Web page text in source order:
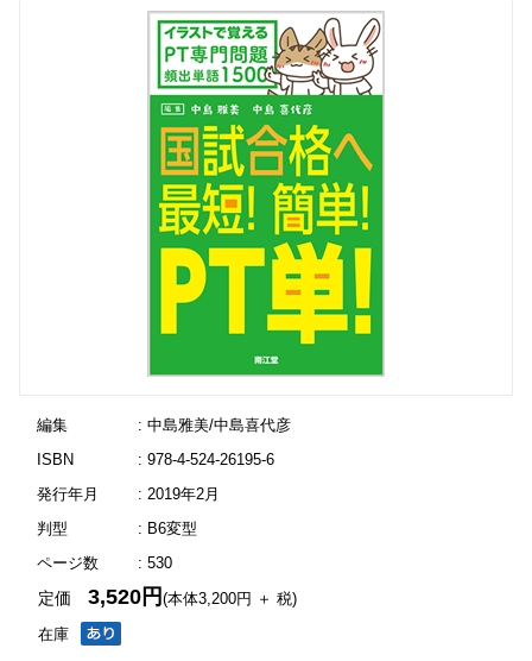
編集
: 中島雅美/中島喜代彦
ISBN
: 978-4-524-26195-6
発行年月
: 2019年2月
判型
: B6変型
ページ数
: 530
在庫
定価3,520円(本体3,200円 ＋ 税)